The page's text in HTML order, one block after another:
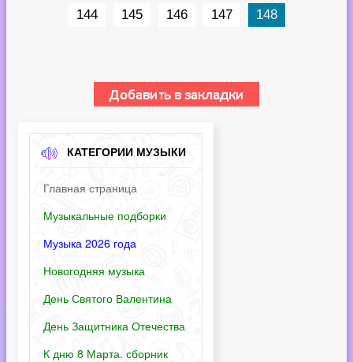
144 145 146 147 148
КАТЕГОРИИ МУЗЫКИ
Главная страница
Музыкальные подборки
Музыка 2026 года
Новогодняя музыка
День Святого Валентина
День Защитника Отечества
К дню 8 Марта. сборник